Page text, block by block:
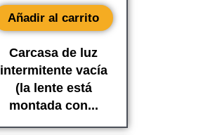
Carcasa de luz
intermitente vacía
(la lente está
montada con...
Añadir al carrito